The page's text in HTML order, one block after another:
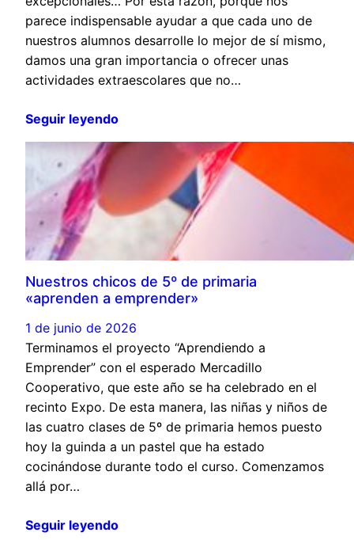
parece indispensable ayudar a que cada uno de
nuestros alumnos desarrolle lo mejor de sí mismo,
damos una gran importancia o ofrecer unas
actividades extraescolares que no…
Seguir leyendo
Nuestros chicos de 5º de primaria
«aprenden a emprender»
1 de junio de 2026
Terminamos el proyecto “Aprendiendo a
Emprender” con el esperado Mercadillo
Cooperativo, que este año se ha celebrado en el
recinto Expo. De esta manera, las niñas y niños de
las cuatro clases de 5º de primaria hemos puesto
hoy la guinda a un pastel que ha estado
cocinándose durante todo el curso. Comenzamos
allá por…
Seguir leyendo